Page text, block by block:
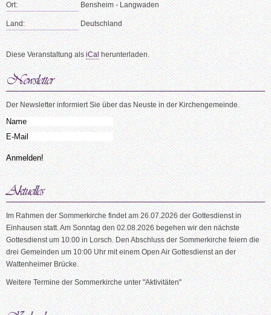
Ort: Bensheim - Langwaden
Land: Deutschland
Diese Veranstaltung alsiCalherunterladen.
Der Newsletter informiert Sie über das Neuste in der Kirchengemeinde.
Im Rahmen der Sommerkirche findet am 26.07.2026 der Gottesdienst in
Einhausen statt. Am Sonntag den 02.08.2026 begehen wir den nächste
Gottesdienst um 10:00 in Lorsch. Den Abschluss der Sommerkirche feiern die
drei Gemeinden um 10:00 Uhr mit einem Open Air Gottesdienst an der
Wattenheimer Brücke.
Weitere Termine der Sommerkirche unter "Aktivitäten"